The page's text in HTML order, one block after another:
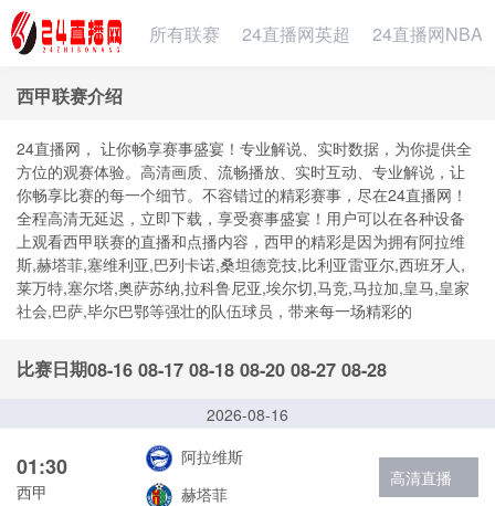
所有联赛 24直播网英超 24直播网NBA
西甲联赛介绍
24直播网， 让你畅享赛事盛宴！专业解说、实时数据，为你提供全
方位的观赛体验。高清画质、流畅播放、实时互动、专业解说，让
你畅享比赛的每一个细节。不容错过的精彩赛事，尽在24直播网！
全程高清无延迟，立即下载，享受赛事盛宴！用户可以在各种设备
上观看西甲联赛的直播和点播内容，西甲的精彩是因为拥有阿拉维
斯,赫塔菲,塞维利亚,巴列卡诺,桑坦德竞技,比利亚雷亚尔,西班牙人,
莱万特,塞尔塔,奥萨苏纳,拉科鲁尼亚,埃尔切,马竞,马拉加,皇马,皇家
社会,巴萨,毕尔巴鄂等强壮的队伍球员，带来每一场精彩的
比赛日期08-16 08-17 08-18 08-20 08-27 08-28
2026-08-16
01:30
西甲
阿拉维斯
赫塔菲
高清直播